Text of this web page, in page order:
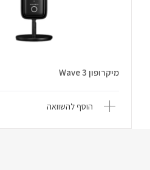
מיקרופון Wave 3
הוסף להשוואה